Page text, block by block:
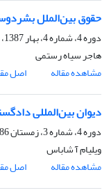
حقوق بین‌الملل
دوره 4، شماره 4، بهار 1387، صفحه
هاجر سیاه رستمی
مشاهده مقاله
اصل
دیوان بین‌المللی
دوره 4، شماره 3، زمستان 1386، صفحه
ویلیام آ شاباس
مشاهده مقاله
اصل